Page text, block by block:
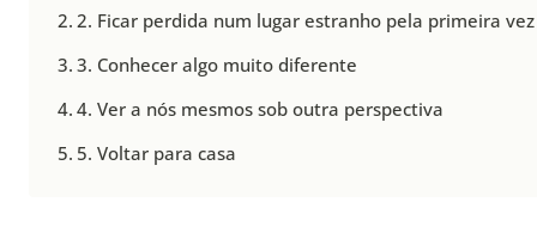
2. Ficar perdida num lugar estranho pela primeira vez
3. Conhecer algo muito diferente
4. Ver a nós mesmos sob outra perspectiva
5. Voltar para casa